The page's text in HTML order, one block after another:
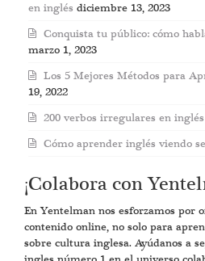
en inglés diciembre 13, 2023
Conquista tu público: cómo
marzo 1, 2023
Los 5 Mejores Métodos para
19, 2022
200 verbos irregulares en inglés
Cómo aprender inglés viendo
¡Colabora con
En Yentelman nos esforzamos por
contenido online, no solo para
sobre cultura inglesa. Ayúdanos a